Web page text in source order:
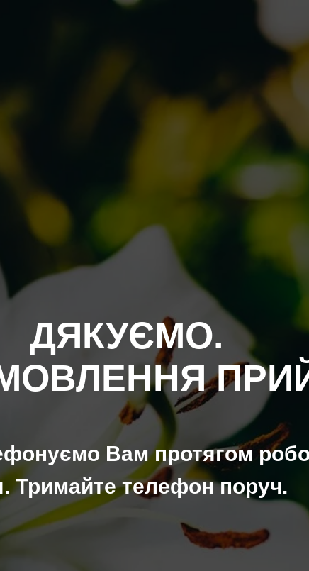
ДЯКУЄМО.
Вам протягом
Тримайте телефон поруч.